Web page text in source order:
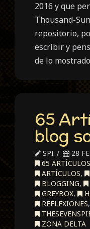
2016 y que
Thousand-
repositorio,
escribir y
de lo
65
blog
SPI
28
65
ARTÍCULOS,
BLOGGING,
GREYBOX,
REFLEXIONES
ZONA DELTA